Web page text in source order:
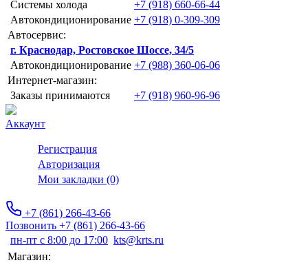
Системы холода
+7 (918) 660-66-44
Автокондиционирование +7 (918) 0-309-309
Автосервис:
г. Краснодар, Ростовское Шоссе, 34/5
Автокондиционирование +7 (988) 360-06-06
Интернет-магазин:
Заказы принимаются
+7 (918) 960-96-96
Аккаунт
Регистрация
Авторизация
Мои закладки (0)
+7 (861) 266-43-66
Позвонить +7 (861) 266-43-66
пн-пт с 8:00 до 17:00 kts@krts.ru
Магазин: